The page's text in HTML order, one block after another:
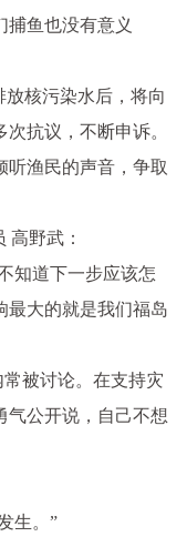
捕鱼也没有意义
核污染水后，将向
抗议，不断申诉。
听渔民的声音，争取
高野武：
知道下一步应该怎
最大的就是我们福岛
被讨论。在支持灾
气公开说，自己不想
生。”